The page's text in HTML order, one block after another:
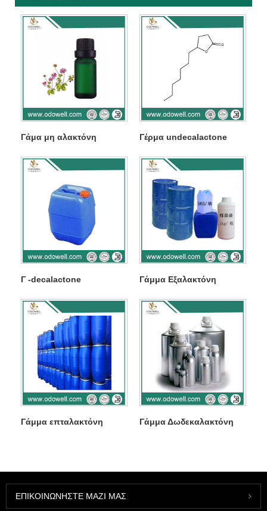
Γάμα μη αλακτόνη Γέρμα undecalactone
Γ -decalactone Γάμμα Εξαλακτόνη
Γάμμα επταλακτόνη Γάμμα Δωδεκαλακτόνη
ΕΠΙΚΟΙΝΩΝΉΣΤΕ ΜΑΖΊ ΜΑΣ